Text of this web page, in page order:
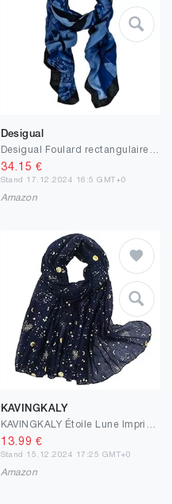
Desigual
34.15 €
Stand 17.12.2024 16:5 GMT+0
Amazon
KAVINGKALY
13.99 €
Stand 15.12.2024 17:25 GMT+0
Amazon